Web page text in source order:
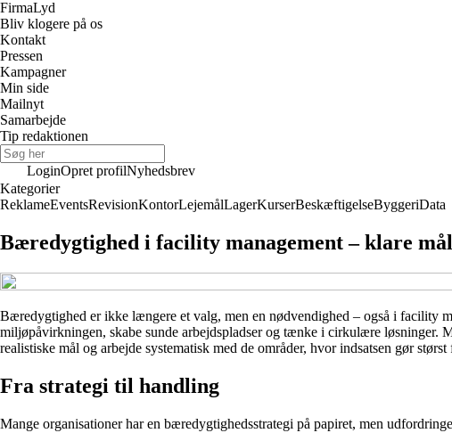
FirmaLyd
Bliv klogere på os
Kontakt
Pressen
Kampagner
Min side
Mailnyt
Samarbejde
Tip redaktionen
LoginOpret profilNyhedsbrev
Kategorier
ReklameEventsRevisionKontorLejemålLagerKurserBeskæftigelseByggeriData
Bæredygtighed i facility management – klare
Bæredygtighed er ikke længere et valg, men en nødvendighed – også i facility
miljøpåvirkningen, skabe sunde arbejdspladser og tænke i cirkulære løsninger.
realistiske mål og arbejde systematisk med de områder, hvor indsatsen gør størst
Fra strategi til handling
Mange organisationer har en bæredygtighedsstrategi på papiret, men